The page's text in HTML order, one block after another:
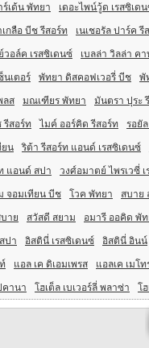
ร์เด้น พัทยา เดอะไพน์วู้ด เรสซิเด
กลือ บีช รีสอร์ท เนเชอรัล ปาร์ค
วอล์ค เรสซิเดนซ์ เบลล่า วิลล่า ค
นเตอร์ พัทยา ดิสคอฟเวอรี่ บีช พั
ลส มณเฑียร พัทยา มันตรา ปุระ
รีสอร์ท ไมค์ ออร์คิด รีสอร์ท รอยั
ยน ริต้า รีสอร์ท แอนด์ เรสซิเดนซ์
แอนด์ สปา วงศ์อมาตย์ ไพรเวซี่
จอมเทียน บีช โวค พัทยา สบาย
าย สวัสดี สยาม อมารี ออคิด พัท
ปา อิสตินี่ เรสซิเดนซ์ อิสตินี่ อินน์
แอล เค ดิเอมเพรส แอลเค เมโ
คานา โฮเต็ล เบเวอร์ลี่ พลาซ่า โ